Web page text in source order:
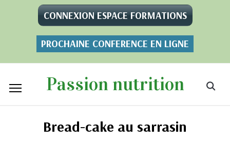
CONNEXION ESPACE FORMATIONS
PROCHAINE CONFERENCE EN LIGNE
Passion nutrition
Bread-cake au sarrasin